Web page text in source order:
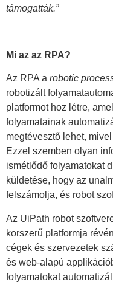
támogatták.”
Mi az az RPA?
Az RPA a robotic
robotizált
platformot hoz létre,
folyamatainak
megtévesztő lehet,
Ezzel szemben olyan
ismétlődő folyamatokat
küldetése, hogy az
felszámolja, és robot
Az UiPath robot
korszerű platformja
cégek és szervezetek
és web-alapú
folyamatokat